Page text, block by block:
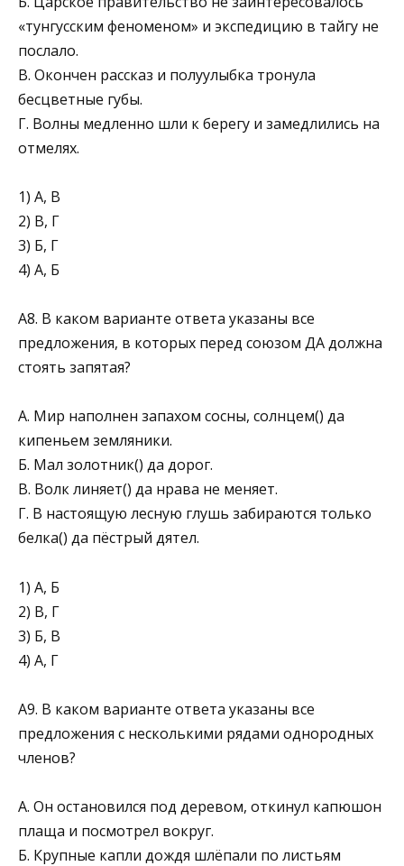
«тунгус­ским феноменом» и экспедицию в тайгу не
послало.
В. Окончен рассказ и полуулыбка тронула
бесцветные губы.
Г. Волны медленно шли к берегу и замедлились на
от­мелях.
1) А, В
2) В, Г
3) Б, Г
4) А, Б
А8. В каком варианте ответа указаны все
предложения, в которых перед союзом ДА должна
стоять запятая?
А. Мир наполнен запахом сосны, солнцем() да
кипеньем земляники.
Б. Мал золотник() да дорог.
В. Волк линяет() да нрава не меняет.
Г. В настоящую лесную глушь забираются только
бел­ка() да пёстрый дятел.
1) А, Б
2) В, Г
3) Б, В
4) А, Г
А9. В каком варианте ответа указаны все
предложения с несколькими рядами однородных
членов?
А. Он остановился под деревом, откинул капюшон
пла­ща и посмотрел вокруг.
Б. Крупные капли дождя шлёпали по листьям